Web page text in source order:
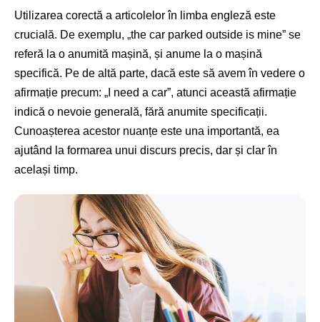
Utilizarea corectă a articolelor în limba engleză este
crucială. De exemplu, „the car parked outside is mine” se
referă la o anumită mașină, și anume la o mașină
specifică. Pe de altă parte, dacă este să avem în vedere o
afirmație precum: „I need a car”, atunci această afirmație
indică o nevoie generală, fără anumite specificații.
Cunoașterea acestor nuanțe este una importantă, ea
ajutând la formarea unui discurs precis, dar și clar în
același timp.